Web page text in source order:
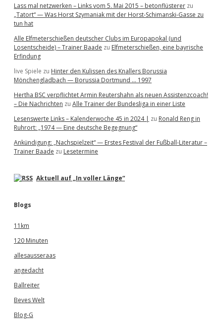
Lass mal netzwerken – Links vom 5. Mai 2015 – betonflüsterer zu
„Tatort“ — Was Horst Szymaniak mit der Horst-Schimanski-Gasse zu
tun hat
Alle Elfmeterschießen deutscher Clubs im Europapokal (und
Losentscheide) – Trainer Baade zu Elfmeterschießen, eine bayrische
Erfindung
live Spiele zu Hinter den Kulissen des Knallers Borussia
Mönchengladbach — Borussia Dortmund … 1997
Hertha BSC verpflichtet Armin Reutershahn als neuen Assistenzcoach!
– Die Nachrichten zu Alle Trainer der Bundesliga in einer Liste
Lesenswerte Links – Kalenderwoche 45 in 2024 | zu Ronald Reng in
Ruhrort: „1974 — Eine deutsche Begegnung“
Ankündigung: „Nachspielzeit“ — Erstes Festival der Fußball-Literatur –
Trainer Baade zu Lesetermine
Aktuell auf „In voller Länge“
Blogs
11km
120 Minuten
allesausseraas
angedacht
Ballreiter
Beves Welt
Blog-G